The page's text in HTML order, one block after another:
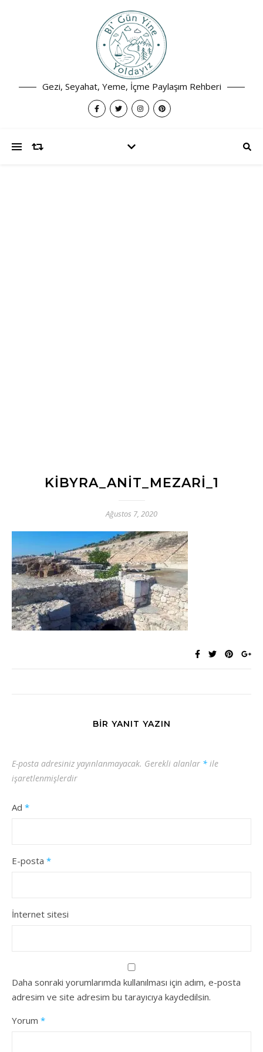
Gezi, Seyahat, Yeme, İçme Paylaşım Rehberi
KIBYRA_ANIT_MEZARI_1
Ağustos 7, 2020
BIR YANIT YAZIN
E-posta adresiniz yayınlanmayacak. Gerekli alanlar * ile
işaretlenmişlerdir
Ad *
E-posta *
İnternet sitesi
Daha sonraki yorumlarımda kullanılması için adım, e-posta
adresim ve site adresim bu tarayıcıya kaydedilsin.
Yorum *